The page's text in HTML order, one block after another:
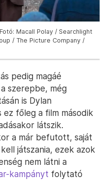
Macall Polay / Searchlight
/ The Picture Company /
pedig magáé
szerepbe, még
is Dylan
ez főleg a film második
látszik.
a már befutott, saját
játszania, ezek azok
nem látni a
kampányt folytató